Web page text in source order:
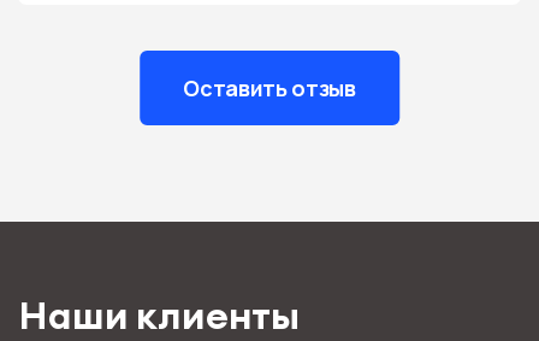
Оставить отзыв
Наши клиенты